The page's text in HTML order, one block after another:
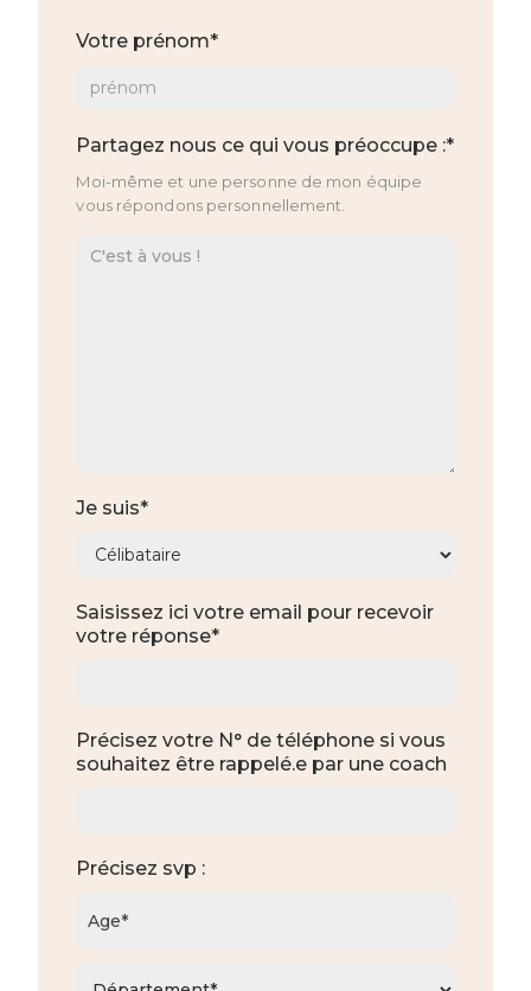
Votre prénom*
Partagez nous ce qui vous préoccupe :*
Moi-même et une personne de mon équipe
vous répondons personnellement.
Je suis*
Saisissez ici votre email pour recevoir
votre réponse*
Précisez votre N° de téléphone si vous
souhaitez être rappelé.e par une coach
Précisez svp :